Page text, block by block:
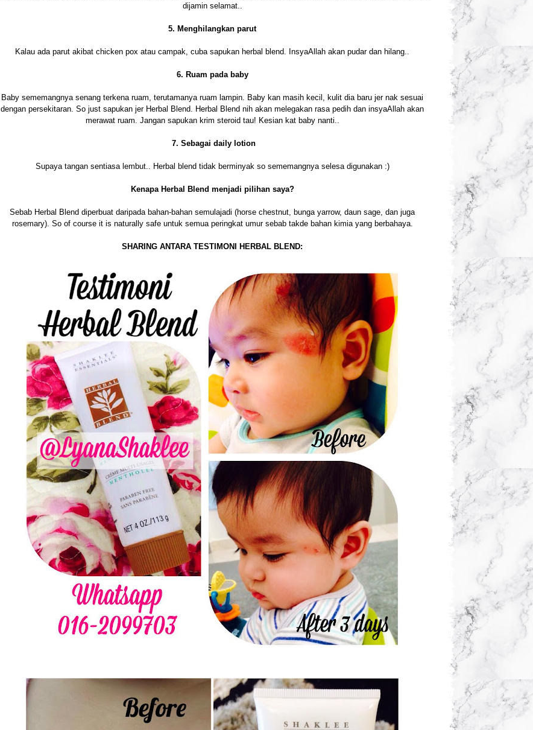
dijamin selamat..
5. Menghilangkan parut
Kalau ada parut akibat chicken pox atau campak, cuba sapukan herbal blend. InsyaAllah akan pudar dan hilang..
6. Ruam pada baby
Baby sememangnya senang terkena ruam, terutamanya ruam lampin. Baby kan masih kecil, kulit dia baru jer nak sesuai
dengan persekitaran. So just sapukan jer Herbal Blend. Herbal Blend nih akan melegakan rasa pedih dan insyaAllah akan
merawat ruam. Jangan sapukan krim steroid tau! Kesian kat baby nanti..
7. Sebagai daily lotion
Supaya tangan sentiasa lembut.. Herbal blend tidak berminyak so sememangnya selesa digunakan :)
Kenapa Herbal Blend menjadi pilihan saya?
Sebab Herbal Blend diperbuat daripada bahan-bahan semulajadi (horse chestnut, bunga yarrow, daun sage, dan juga
rosemary). So of course it is naturally safe untuk semua peringkat umur sebab takde bahan kimia yang berbahaya.
SHARING ANTARA TESTIMONI HERBAL BLEND: